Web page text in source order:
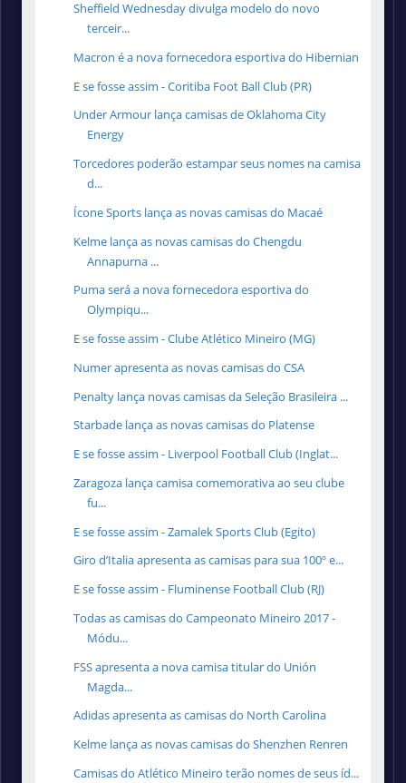
Sheffield Wednesday divulga modelo do novo
terceir...
Macron é a nova fornecedora esportiva do Hibernian
E se fosse assim - Coritiba Foot Ball Club (PR)
Under Armour lança camisas de Oklahoma City
Energy
Torcedores poderão estampar seus nomes na camisa
d...
Ícone Sports lança as novas camisas do Macaé
Kelme lança as novas camisas do Chengdu
Annapurna ...
Puma será a nova fornecedora esportiva do
Olympiqu...
E se fosse assim - Clube Atlético Mineiro (MG)
Numer apresenta as novas camisas do CSA
Penalty lança novas camisas da Seleção Brasileira ...
Starbade lança as novas camisas do Platense
E se fosse assim - Liverpool Football Club (Inglat...
Zaragoza lança camisa comemorativa ao seu clube
fu...
E se fosse assim - Zamalek Sports Club (Egito)
Giro d’Italia apresenta as camisas para sua 100º e...
E se fosse assim - Fluminense Football Club (RJ)
Todas as camisas do Campeonato Mineiro 2017 -
Módu...
FSS apresenta a nova camisa titular do Unión
Magda...
Adidas apresenta as camisas do North Carolina
Kelme lança as novas camisas do Shenzhen Renren
Camisas do Atlético Mineiro terão nomes de seus íd...